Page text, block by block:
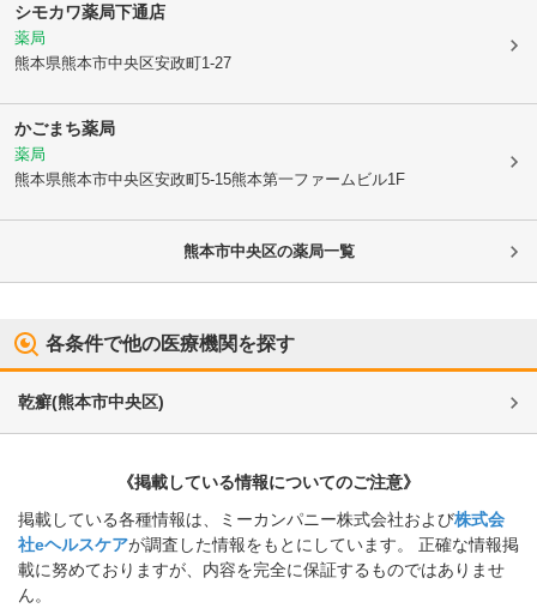
シモカワ薬局下通店
薬局
熊本県熊本市中央区安政町1-27
かごまち薬局
薬局
熊本県熊本市中央区安政町5-15熊本第一ファームビル1F
熊本市中央区の薬局一覧
各条件で他の医療機関を探す
乾癬(熊本市中央区)
《掲載している情報についてのご注意》
掲載している各種情報は、ミーカンパニー株式会社および株式会
社eヘルスケアが調査した情報をもとにしています。 正確な情報掲
載に努めておりますが、内容を完全に保証するものではありませ
ん。